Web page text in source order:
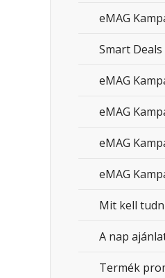
eMAG
Smart Deals
eMAG
eMAG
eMAG
eMAG
Mit kell
A nap
Termék